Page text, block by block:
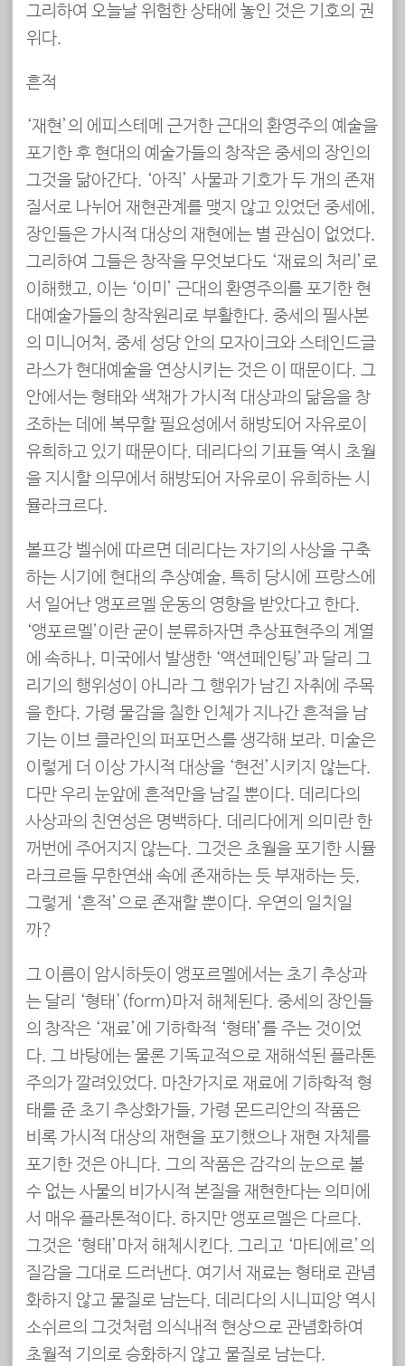
그리하여 오늘날 위험한 상태에 놓인 것은 기호의 권
위다.
흔적
‘재현’의 에피스테메 근거한 근대의 환영주의 예술을
포기한 후 현대의 예술가들의 창작은 중세의 장인의
그것을 닮아간다. ‘아직’ 사물과 기호가 두 개의 존재
질서로 나뉘어 재현관계를 맺지 않고 있었던 중세에,
장인들은 가시적 대상의 재현에는 별 관심이 없었다.
그리하여 그들은 창작을 무엇보다도 ‘재료의 처리’로
이해했고, 이는 ‘이미’ 근대의 환영주의를 포기한 현
대예술가들의 창작원리로 부활한다. 중세의 필사본
의 미니어처, 중세 성당 안의 모자이크와 스테인드글
라스가 현대예술을 연상시키는 것은 이 때문이다. 그
안에서는 형태와 색채가 가시적 대상과의 닮음을 창
조하는 데에 복무할 필요성에서 해방되어 자유로이
유희하고 있기 때문이다. 데리다의 기표들 역시 초월
을 지시할 의무에서 해방되어 자유로이 유희하는 시
뮬라크르다.
볼프강 벨쉬에 따르면 데리다는 자기의 사상을 구축
하는 시기에 현대의 추상예술, 특히 당시에 프랑스에
서 일어난 앵포르멜 운동의 영향을 받았다고 한다.
‘앵포르멜’이란 굳이 분류하자면 추상표현주의 계열
에 속하나, 미국에서 발생한 ‘액션페인팅’과 달리 그
리기의 행위성이 아니라 그 행위가 남긴 자취에 주목
을 한다. 가령 물감을 칠한 인체가 지나간 흔적을 남
기는 이브 클라인의 퍼포먼스를 생각해 보라. 미술은
이렇게 더 이상 가시적 대상을 ‘현전’시키지 않는다.
다만 우리 눈앞에 흔적만을 남길 뿐이다. 데리다의
사상과의 친연성은 명백하다. 데리다에게 의미란 한
꺼번에 주어지지 않는다. 그것은 초월을 포기한 시뮬
라크르들 무한연쇄 속에 존재하는 듯 부재하는 듯,
그렇게 ‘흔적’으로 존재할 뿐이다. 우연의 일치일
까?
그 이름이 암시하듯이 앵포르멜에서는 초기 추상과
는 달리 ‘형태'(form)마저 해체된다. 중세의 장인들
의 창작은 ‘재료’에 기하학적 ‘형태’를 주는 것이었
다. 그 바탕에는 물론 기독교적으로 재해석된 플라톤
주의가 깔려있었다. 마찬가지로 재료에 기하학적 형
태를 준 초기 추상화가들, 가령 몬드리안의 작품은
비록 가시적 대상의 재현을 포기했으나 재현 자체를
포기한 것은 아니다. 그의 작품은 감각의 눈으로 볼
수 없는 사물의 비가시적 본질을 재현한다는 의미에
서 매우 플라톤적이다. 하지만 앵포르멜은 다르다.
그것은 ‘형태’마저 해체시킨다. 그리고 ‘마티에르’의
질감을 그대로 드러낸다. 여기서 재료는 형태로 관념
화하지 않고 물질로 남는다. 데리다의 시니피앙 역시
소쉬르의 그것처럼 의식내적 현상으로 관념화하여
초월적 기의로 승화하지 않고 물질로 남는다.